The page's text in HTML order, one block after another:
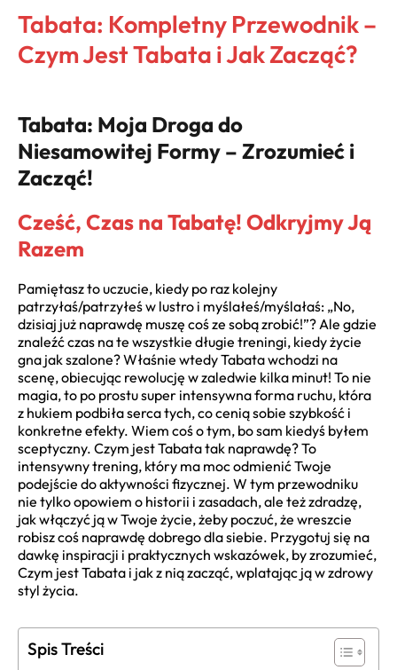
Tabata: Kompletny Przewodnik –
Czym Jest Tabata i Jak Zacząć?
Tabata: Moja Droga do
Niesamowitej Formy – Zrozumieć i
Zacząć!
Cześć, Czas na Tabatę! Odkryjmy Ją
Razem
Pamiętasz to uczucie, kiedy po raz kolejny
patrzyłaś/patrzyłeś w lustro i myślałeś/myślałaś: „No,
dzisiaj już naprawdę muszę coś ze sobą zrobić!”? Ale gdzie
znaleźć czas na te wszystkie długie treningi, kiedy życie
gna jak szalone? Właśnie wtedy Tabata wchodzi na
scenę, obiecując rewolucję w zaledwie kilka minut! To nie
magia, to po prostu super intensywna forma ruchu, która
z hukiem podbiła serca tych, co cenią sobie szybkość i
konkretne efekty. Wiem coś o tym, bo sam kiedyś byłem
sceptyczny. Czym jest Tabata tak naprawdę? To
intensywny trening, który ma moc odmienić Twoje
podejście do aktywności fizycznej. W tym przewodniku
nie tylko opowiem o historii i zasadach, ale też zdradzę,
jak włączyć ją w Twoje życie, żeby poczuć, że wreszcie
robisz coś naprawdę dobrego dla siebie. Przygotuj się na
dawkę inspiracji i praktycznych wskazówek, by zrozumieć,
Czym jest Tabata i jak z nią zacząć, wplatając ją w zdrowy
styl życia.
Spis Treści